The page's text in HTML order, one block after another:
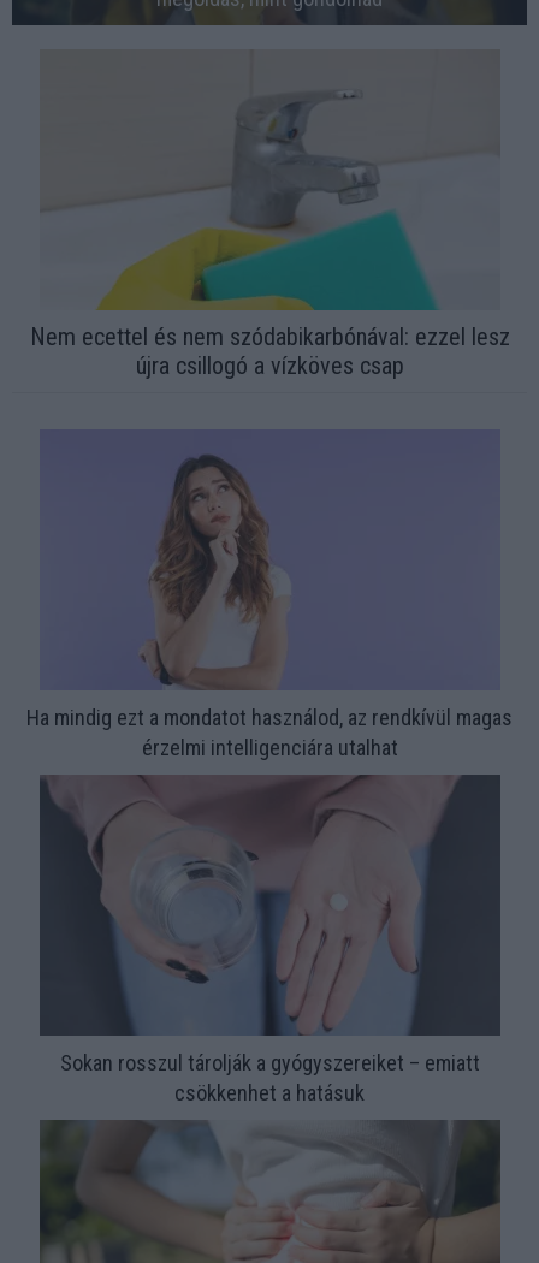
Nem ecettel és nem szódabikarbónával: ezzel lesz
újra csillogó a vízköves csap
Ha mindig ezt a mondatot használod, az rendkívül magas
érzelmi intelligenciára utalhat
Sokan rosszul tárolják a gyógyszereiket – emiatt
csökkenhet a hatásuk